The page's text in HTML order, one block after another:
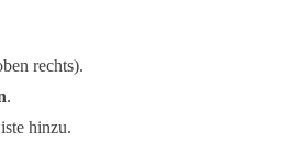
rechts).
.
hinzu.